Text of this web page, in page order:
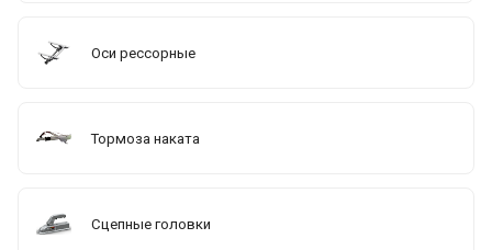
Оси рессорные
Тормоза наката
Сцепные головки